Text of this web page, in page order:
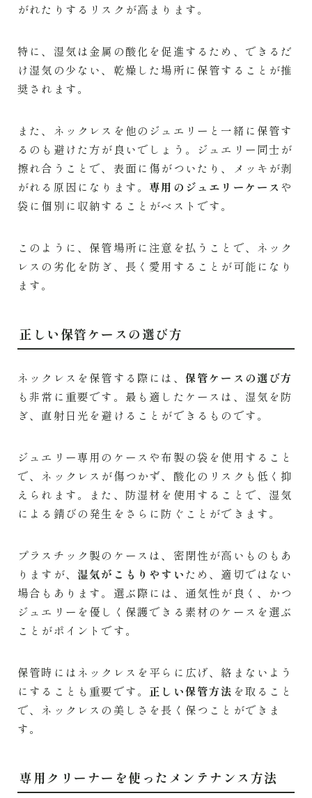
がれたりするリスクが高まります。
特に、湿気は金属の酸化を促進するため、できるだ
け湿気の少ない、乾燥した場所に保管することが推
奨されます。
また、ネックレスを他のジュエリーと一緒に保管す
るのも避けた方が良いでしょう。ジュエリー同士が
擦れ合うことで、表面に傷がついたり、メッキが剥
がれる原因になります。 専用のジュエリーケース や
袋に個別に収納することがベストです。
このように、保管場所に注意を払うことで、ネック
レスの劣化を防ぎ、長く愛用することが可能になり
ます。
正しい保管ケースの選び方
ネックレスを保管する際には、 保管ケースの選び方
も非常に重要です。最も適したケースは、湿気を防
ぎ、直射日光を避けることができるものです。
ジュエリー専用のケースや布製の袋を使用すること
で、ネックレスが傷つかず、酸化のリスクも低く抑
えられます。また、防湿材を使用することで、湿気
による錆びの発生をさらに防ぐことができます。
プラスチック製のケースは、密閉性が高いものもあ
りますが、 湿気がこもりやすいため、適切ではない
場合もあります。選ぶ際には、通気性が良く、かつ
ジュエリーを優しく保護できる素材のケースを選ぶ
ことがポイントです。
保管時にはネックレスを平らに広げ、絡まないよう
にすることも重要です。 正しい保管方法 を取ること
で、ネックレスの美しさを長く保つことができま
す。
専用クリーナーを使ったメンテナンス方法